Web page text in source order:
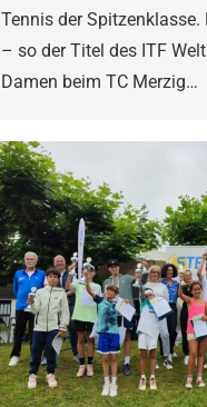
Tennis der Spitzenklasse.
– so der Titel des ITF
Damen beim TC Merzig…